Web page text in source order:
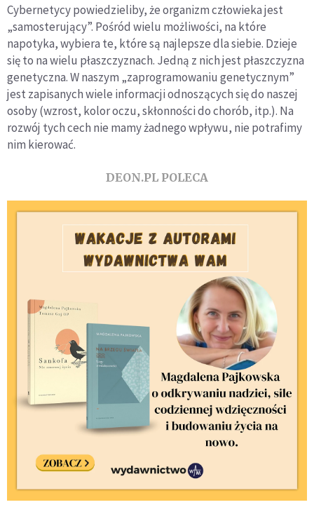
Cybernetycy powiedzieliby, że organizm człowieka jest
„samosterujący”. Pośród wielu możliwości, na które
napotyka, wybiera te, które są najlepsze dla siebie. Dzieje
się to na wielu płaszczyznach. Jedną z nich jest płaszczyzna
genetyczna. W naszym „zaprogramowaniu genetycznym”
jest zapisanych wiele informacji odnoszących się do naszej
osoby (wzrost, kolor oczu, skłonności do chorób, itp.). Na
rozwój tych cech nie mamy żadnego wpływu, nie potrafimy
nim kierować.
DEON.PL POLECA